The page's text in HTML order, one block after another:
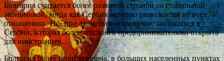
Болгария считается более развитой страной со стабильной
экономикой, когда как Сербия активно развивается во всех
отношениях. Но, при этом, бизнесом лучше заниматься в
Сербии, которая более лояльна к предпринимателями открыта
для иностранцев.
Болгария более цивилизована, в больших населенных пунктах